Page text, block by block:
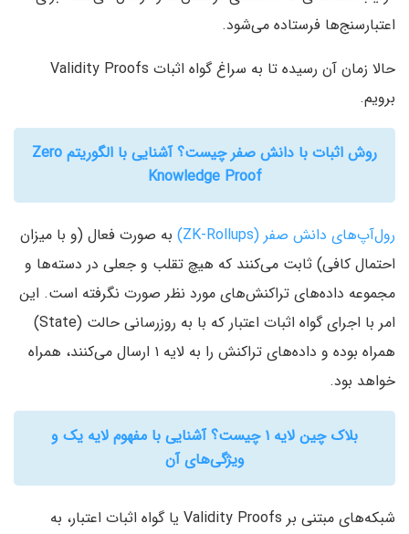
اعتبارسنج‌ها فرستاده می‌شود.
حالا زمان آن رسیده تا به سراغ گواه اثبات Validity Proofs
برویم.
روش اثبات با دانش صفر چیست؟ آشنایی با الگوریتم Zero
Knowledge Proof
رول‌آپ‌های دانش صفر (ZK-Rollups‌)
به صورت فعال (و با میزان
احتمال کافی‌) ثابت می‌کنند که هیچ تقلب و جعلی در دسته‌ها و
مجموعه داده‌های تراکنش‌های مورد نظر صورت نگرفته است. این
امر با اجرای گواه اثبات اعتبار‌ که با به روزرسانی حالت (State)
همراه بوده و داده‌های تراکنش را به لایه ۱ ارسال می‌کنند، همراه
خواهد بود.
بلاک چین لایه ۱ چیست؟ آشنایی با مفهوم لایه یک و
ویژگی‌های آن
شبکه‌های مبتنی بر Validity Proofs یا گواه اثبات اعتبار‌، به